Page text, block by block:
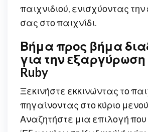
παιχνιδιού, ενισχύοντας
σας στο παιχνίδι.
Βήμα προς βήμα
για την
Ruby
Ξεκινήστε εκκινώντας το
πηγαίνοντας στο κύριο
Αναζητήστε μια επιλογή